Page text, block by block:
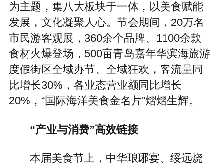
为主题，集八大板块于一体，以美食赋能
发展，文化凝聚人心。节会期间，20万名
市民游客观展，360余个品牌、1100余款
食材火爆登场，500亩青岛嘉年华滨海旅游
度假街区全域办节、全域狂欢，客流量同
比增长30%，各业态营业额同比增长
20%，“国际海洋美食金名片”熠熠生辉。
“产业与消费”高效链接
本届美食节上，中华琅琊宴、绥远烧